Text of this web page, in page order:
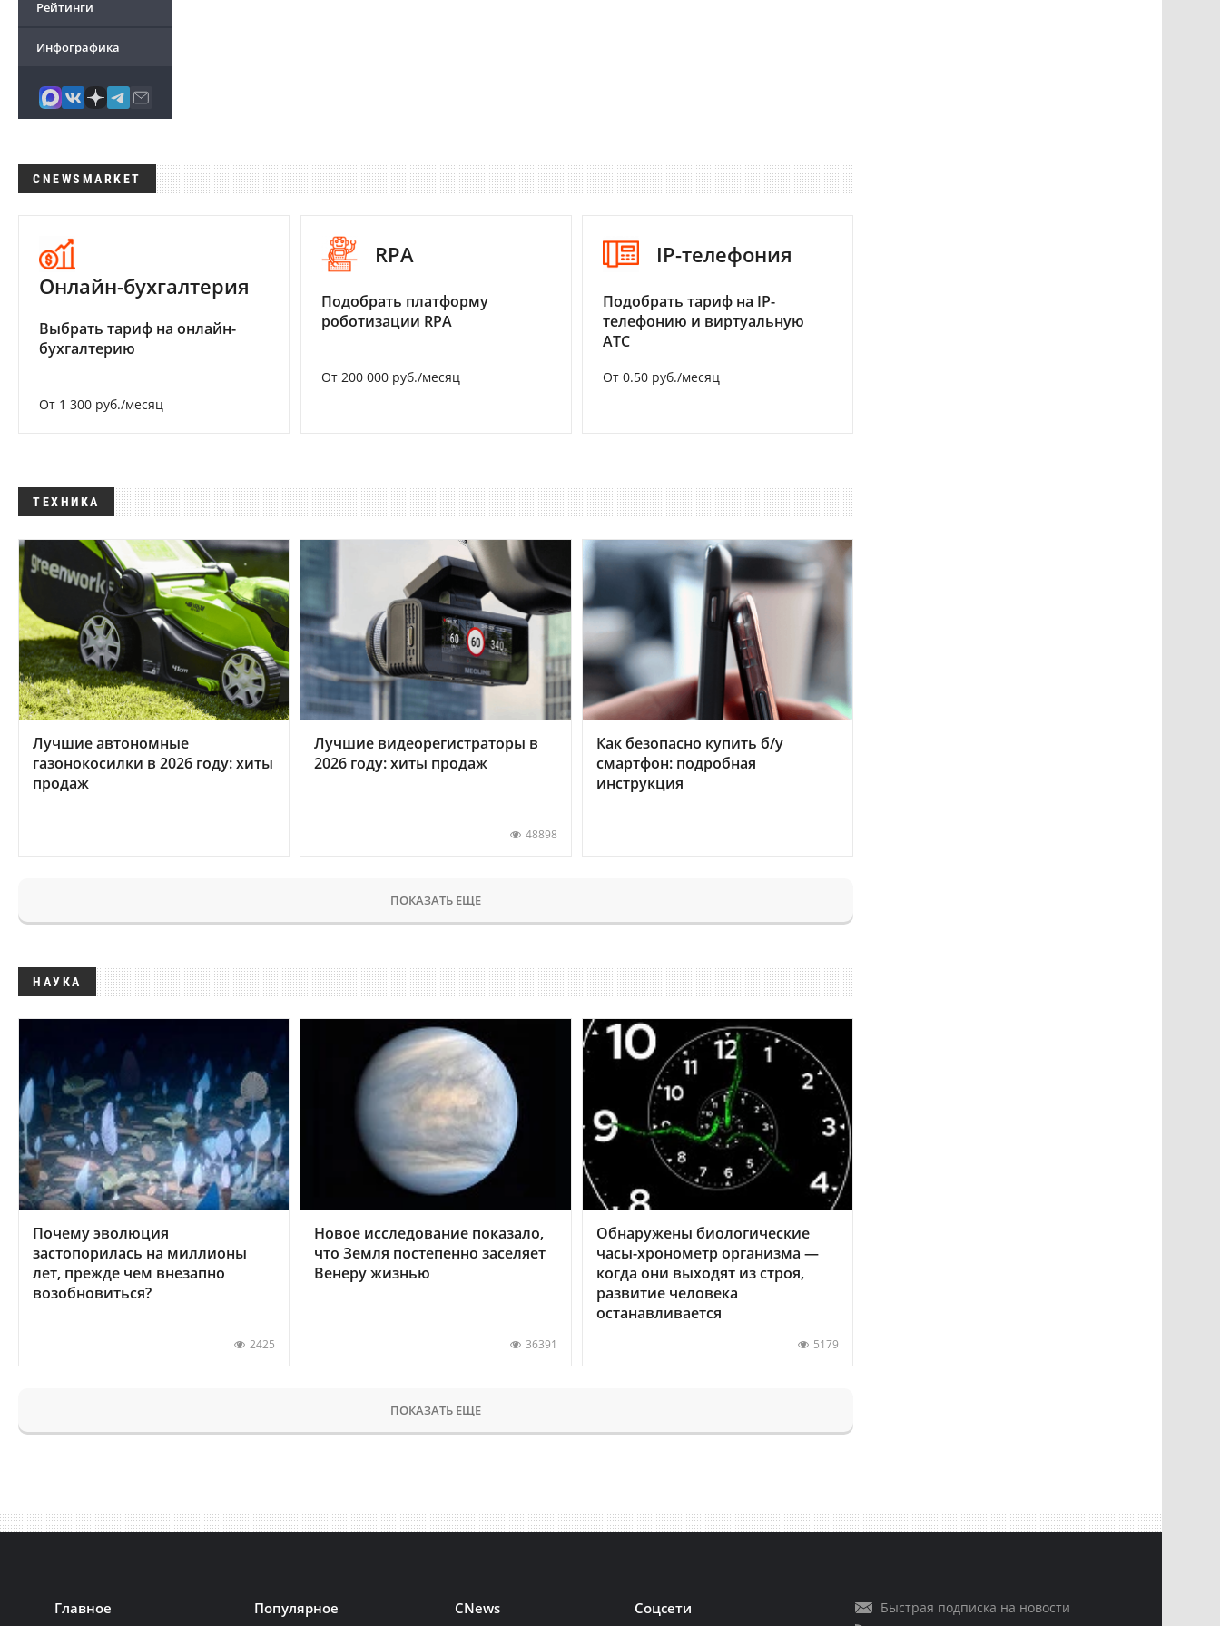
Рейтинги
Инфографика
CNEWSMARKET
Онлайн-бухгалтерия
Выбрать тариф на онлайн-
бухгалтерию
От 1 300 руб./месяц
RPA
Подобрать платформу
роботизации RPA
От 200 000 руб./месяц
IP-телефония
Подобрать тариф на IP-
телефонию и виртуальную
АТС
От 0.50 руб./месяц
ТЕХНИКА
Лучшие автономные
газонокосилки в 2026 году: хиты
продаж
Лучшие видеорегистраторы в
2026 году: хиты продаж
48898
Как безопасно купить б/у
смартфон: подробная
инструкция
ПОКАЗАТЬ ЕЩЕ
НАУКА
Почему эволюция
застопорилась на миллионы
лет, прежде чем внезапно
возобновиться?
2425
Новое исследование показало,
что Земля постепенно заселяет
Венеру жизнью
36391
Обнаружены биологические
часы-хронометр организма —
когда они выходят из строя,
развитие человека
останавливается
5179
ПОКАЗАТЬ ЕЩЕ
Главное Популярное CNews Соцсети
Быстрая подписка на новости